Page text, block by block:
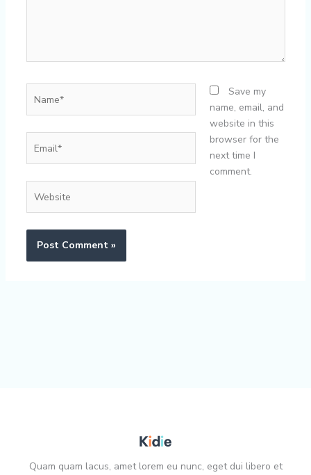
Save my
name, email, and
website in this
browser for the
next time I
comment.
Quam quam lacus, amet lorem eu nunc, eget dui libero et